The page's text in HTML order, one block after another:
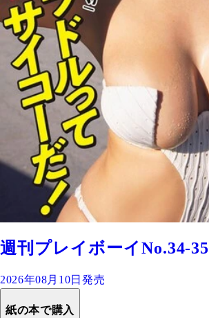
週刊プレイボーイNo.34-35
2026年08月10日発売
紙の本で購入